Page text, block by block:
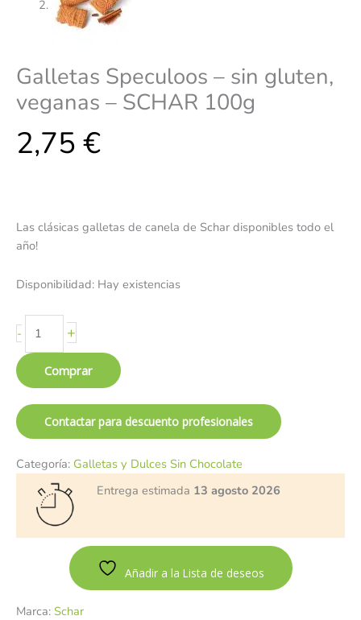
Galletas Speculoos – sin gluten,
veganas – SCHAR 100g
2,75 €
Las clásicas galletas de canela de Schar disponibles todo el
año!
Disponibilidad: Hay existencias
- +
Comprar
Contactar para descuento profesionales
Categoría: Galletas y Dulces Sin Chocolate
Entrega estimada 13 agosto 2026
Añadir a la Lista de deseos
Marca: Schar